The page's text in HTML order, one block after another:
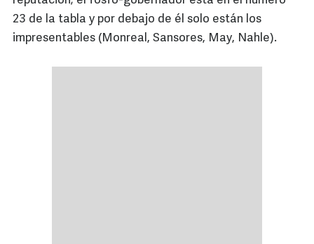
23 de la tabla y por debajo de él solo están los
impresentables (Monreal, Sansores, May, Nahle).